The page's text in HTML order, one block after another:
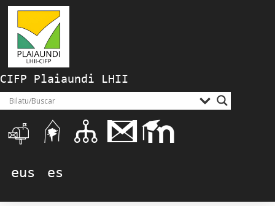
CIFP Plaiaundi LHII
eus es